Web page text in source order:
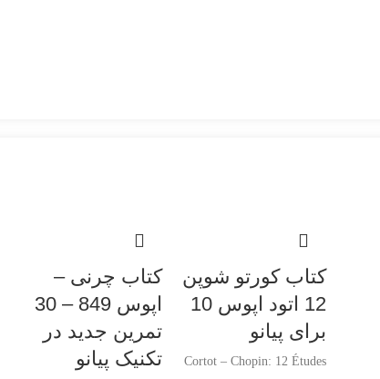
کتاب کورتو شوپن
12 اتود اپوس 10
برای پیانو
Cortot – Chopin: 12 Études
کتاب چرنی –
اپوس 849 – 30
تمرین جدید در
تکنیک پیانو